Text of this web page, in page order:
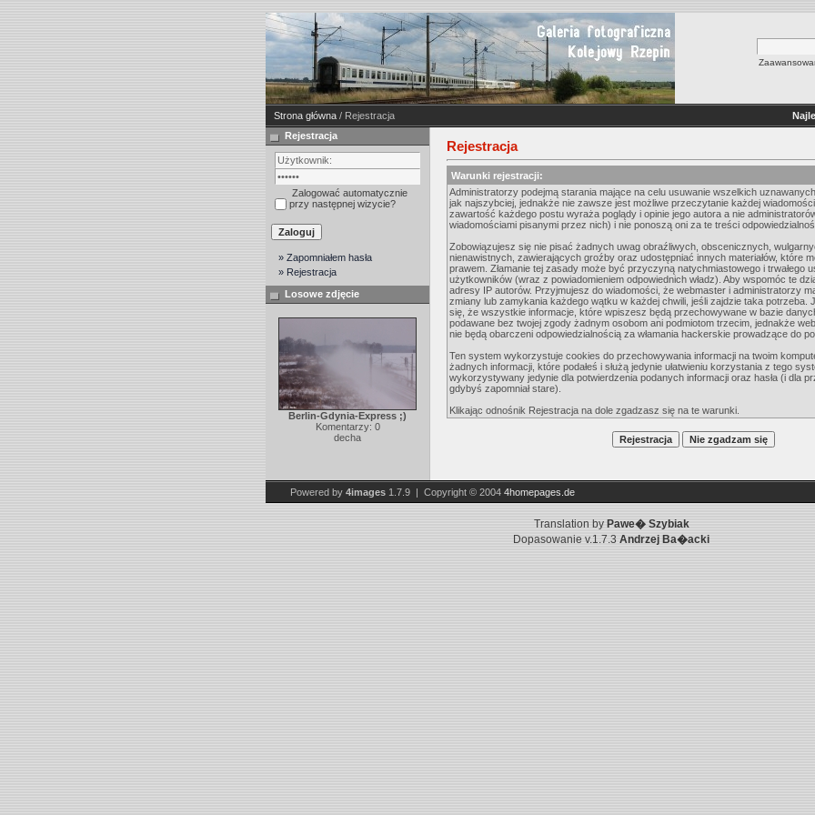
Strona główna / Rejestracja
Rejestracja
Zalogować automatycznie
przy następnej wizycie?
» Zapomniałem hasła
» Rejestracja
Losowe zdjęcie
Berlin-Gdynia-Express ;)
Komentarzy: 0
decha
Rejestracja
Warunki rejestracji:
Administratorzy podejmą starania mające na celu usuwanie wszelkich
jak najszybciej, jednakże nie zawsze jest możliwe przeczytanie każdej
zawartość każdego postu wyraża poglądy i opinie jego autora a nie
wiadomościami pisanymi przez nich) i nie ponoszą oni za te treści
Zobowiązujesz się nie pisać żadnych uwag obraźliwych, obscenicznych,
nienawistnych, zawierających groźby oraz udostępniać innych materiałów, które
prawem. Złamanie tej zasady może być przyczyną natychmiastowego i trwałego
użytkowników (wraz z powiadomieniem odpowiednich władz). Aby wspomóc te
adresy IP autorów. Przyjmujesz do wiadomości, że webmaster i administratorzy
zmiany lub zamykania każdego wątku w każdej chwili, jeśli zajdzie taka potrzeba.
się, że wszystkie informacje, które wpiszesz będą przechowywane w bazie
podawane bez twojej zgody żadnym osobom ani podmiotom trzecim, jednakże
nie będą obarczeni odpowiedzialnością za włamania hackerskie prowadzące do
Ten system wykorzystuje cookies do przechowywania informacji na twoim
żadnych informacji, które podałeś i służą jedynie ułatwieniu korzystania z tego
wykorzystywany jedynie dla potwierdzenia podanych informacji oraz hasła (i dla
gdybyś zapomniał stare).
Klikając odnośnik Rejestracja na dole zgadzasz się na te warunki.
Powered by 4images 1.7.9 | Copyright © 2004 4homepages.de
Translation by Pawe� Szybiak
Dopasowanie v.1.7.3 Andrzej Ba�acki